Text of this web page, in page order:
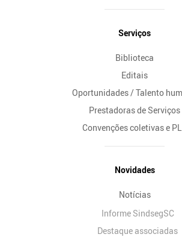
Serviços
Biblioteca
Editais
Oportunidades / Talento
Prestadoras de Serviços
Convenções coletivas e
Novidades
Notícias
Informe SindsegSC
Destaque associadas